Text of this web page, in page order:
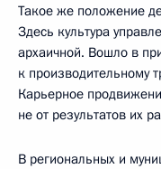
Такое же положение
Здесь культура
архаичной. Вошло в
к производительному
Карьерное
не от результатов их
В региональных и